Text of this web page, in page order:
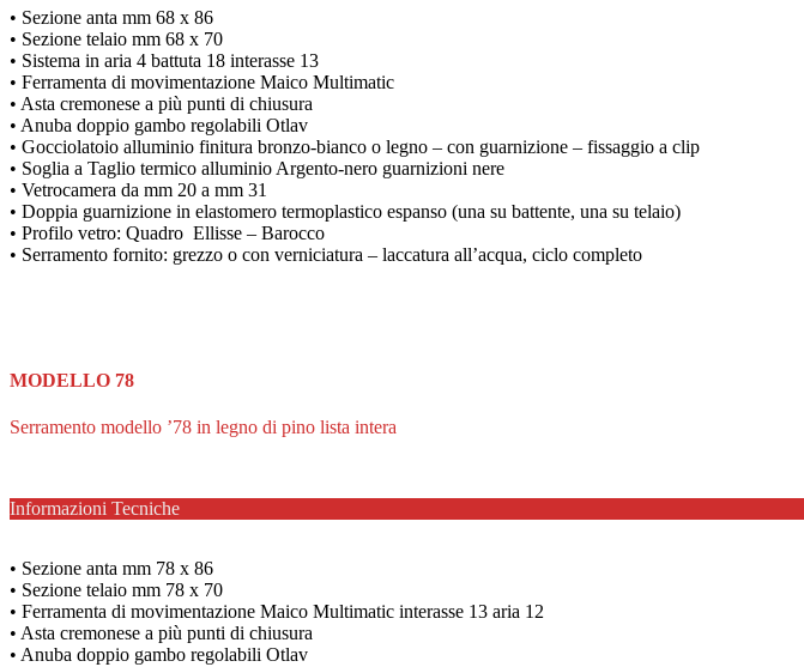
• Sezione anta mm 68 x 86
• Sezione telaio mm 68 x 70
• Sistema in aria 4 battuta 18 interasse 13
• Ferramenta di movimentazione Maico Multimatic
• Asta cremonese a più punti di chiusura
• Anuba doppio gambo regolabili Otlav
• Gocciolatoio alluminio finitura bronzo-bianco o legno – con guarnizione – fissaggio a clip
• Soglia a Taglio termico alluminio Argento-nero guarnizioni nere
• Vetrocamera da mm 20 a mm 31
• Doppia guarnizione in elastomero termoplastico espanso (una su battente, una su telaio)
• Profilo vetro: Quadro Ellisse – Barocco
• Serramento fornito: grezzo o con verniciatura – laccatura all’acqua, ciclo completo
MODELLO 78
Serramento modello ’78 in legno di pino lista intera
Informazioni Tecniche
• Sezione anta mm 78 x 86
• Sezione telaio mm 78 x 70
• Ferramenta di movimentazione Maico Multimatic interasse 13 aria 12
• Asta cremonese a più punti di chiusura
• Anuba doppio gambo regolabili Otlav